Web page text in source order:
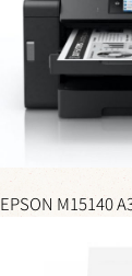
EPSON M15140